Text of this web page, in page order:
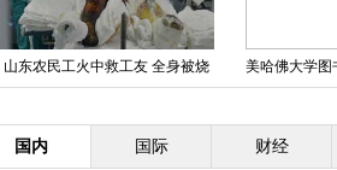
山东农民工火中救工友 全身被烧
伤99%
美哈佛大学图
皮书 皮
国内 国际 财经